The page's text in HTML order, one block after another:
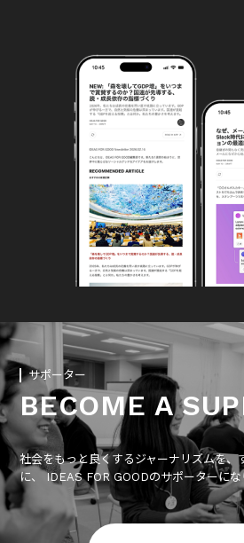
サポーター
BECOME A
社会をもっと良くするジャーナリズムを、
に、 IDEAS FOR GOODのサポーターにな